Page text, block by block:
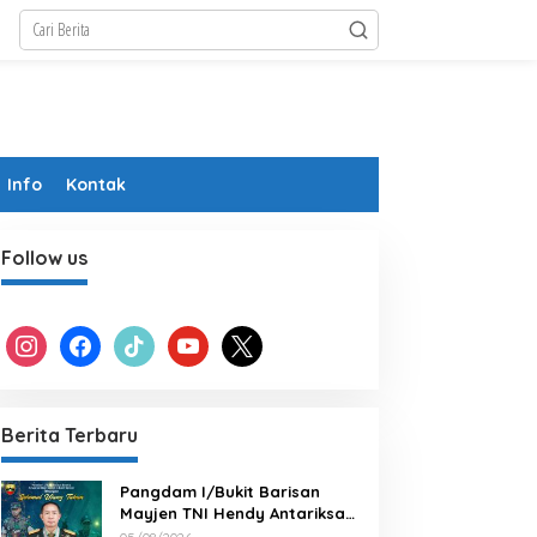
Info Kontak
Follow us
instagram facebook tiktok youtube x
Berita Terbaru
Pangdam I/Bukit Barisan
Mayjen TNI Hendy Antariksa